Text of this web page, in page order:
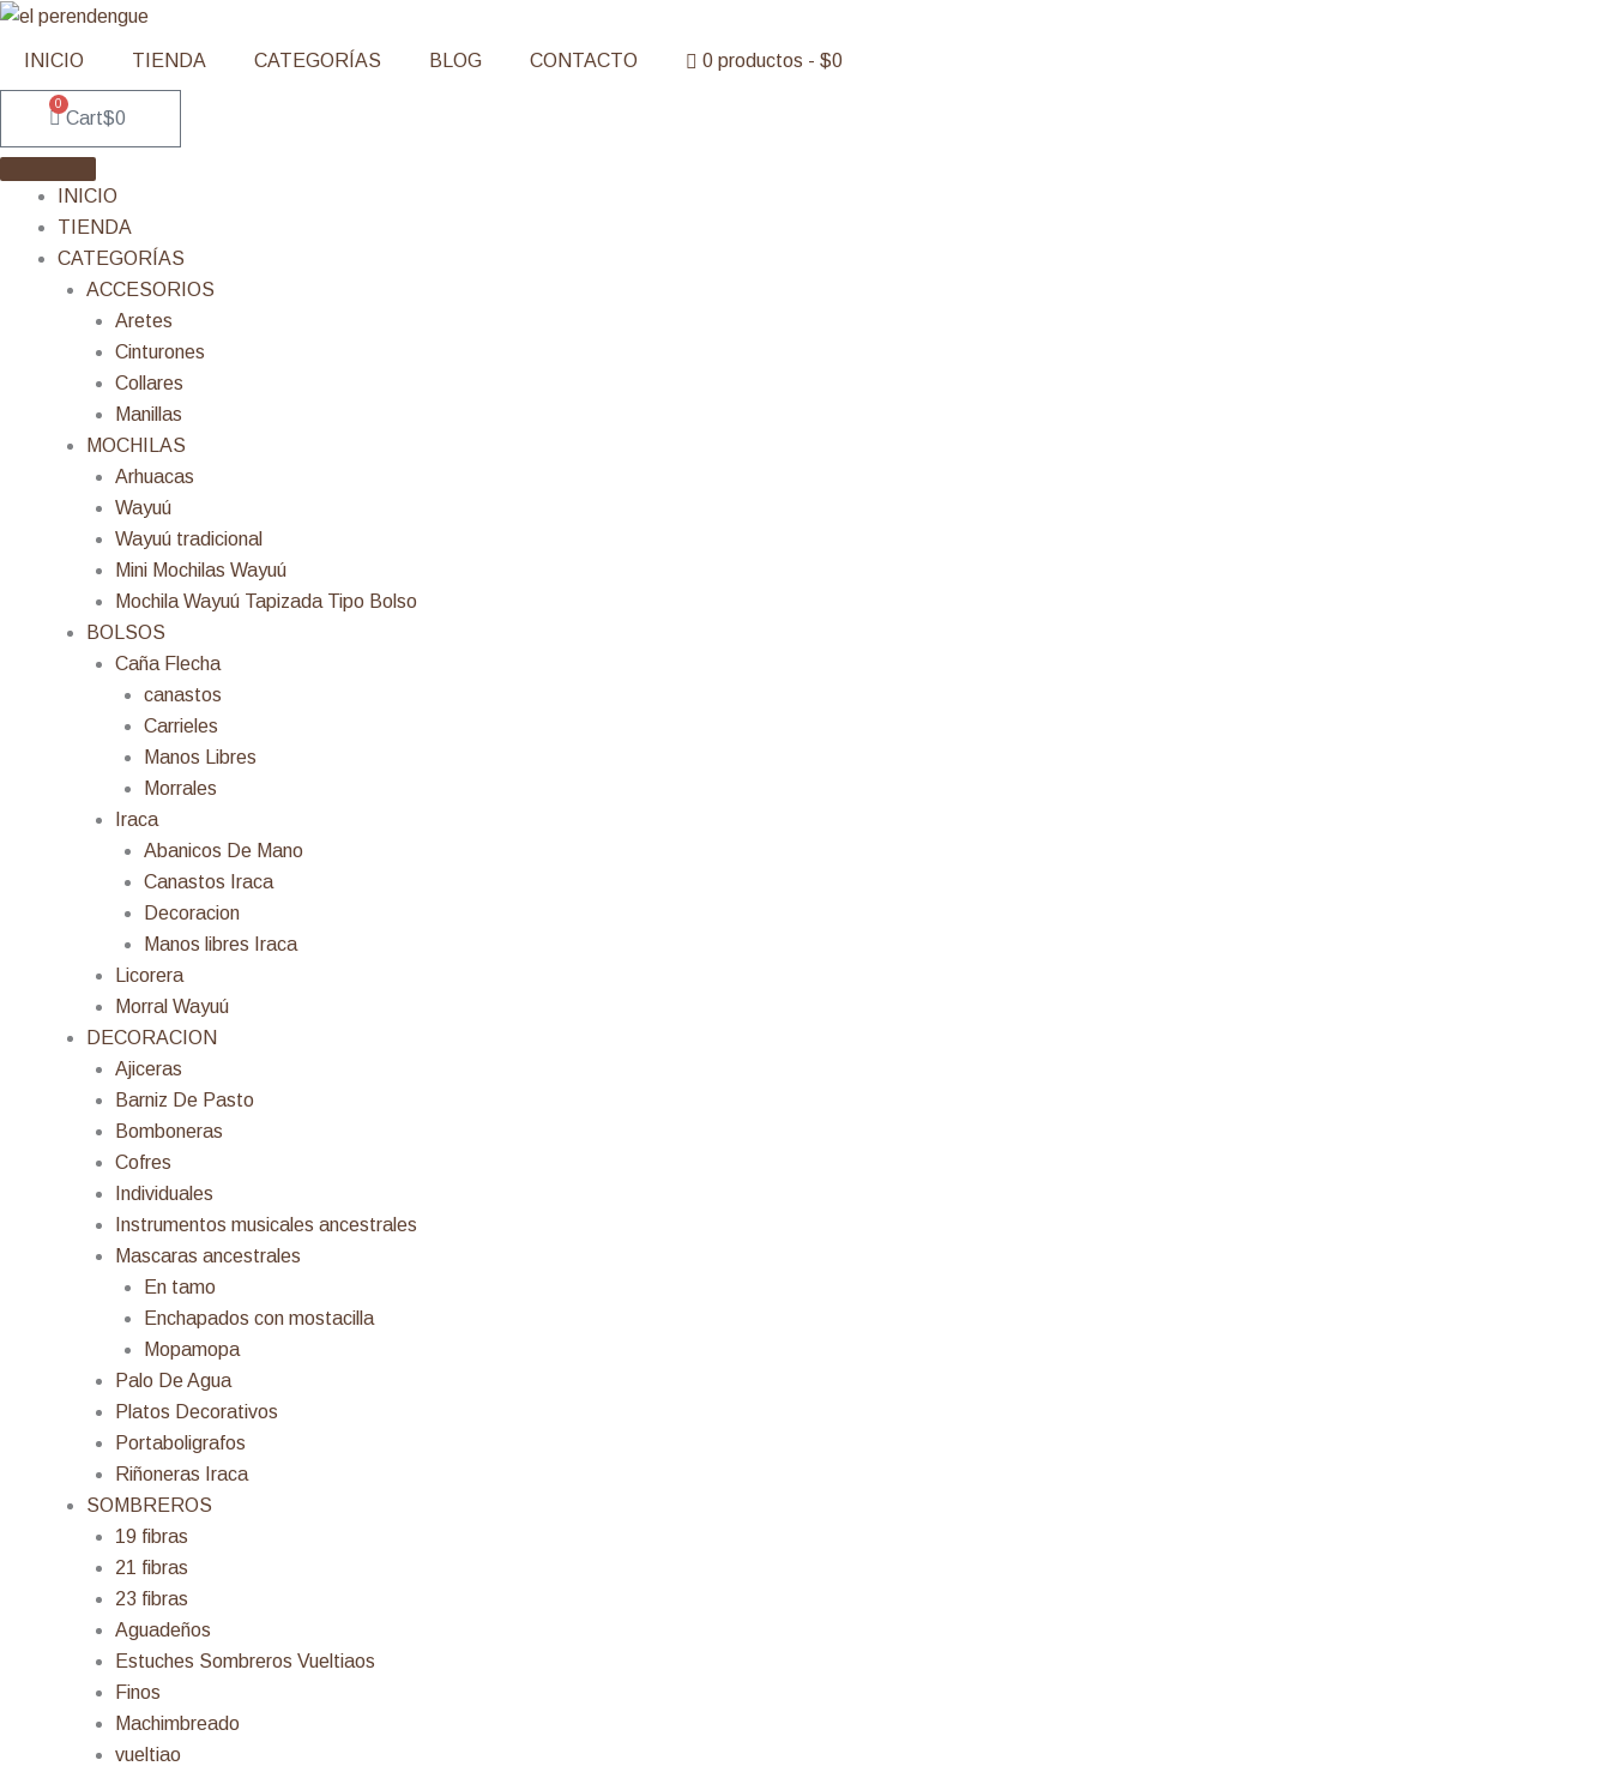
Ir
INICIO TIENDA CATEGORÍAS BLOG CONTACTO 0 productos $0
$0
0
Cart
INICIO
TIENDA
CATEGORÍAS
ACCESORIOS
Aretes
Cinturones
Collares
Manillas
MOCHILAS
Arhuacas
Wayuú
Wayuú tradicional
Mini Mochilas Wayuú
Mochila Wayuú Tapizada Tipo Bolso
BOLSOS
Caña Flecha
canastos
Carrieles
Manos Libres
Morrales
Iraca
Abanicos De Mano
Canastos Iraca
Decoracion
Manos libres Iraca
Licorera
Morral Wayuú
DECORACION
Ajiceras
Barniz De Pasto
Bomboneras
Cofres
Individuales
Instrumentos musicales ancestrales
Mascaras ancestrales
En tamo
Enchapados con mostacilla
Mopamopa
Palo De Agua
Platos Decorativos
Portaboligrafos
Riñoneras Iraca
SOMBREROS
19 fibras
21 fibras
23 fibras
Aguadeños
Estuches Sombreros Vueltiaos
Finos
Machimbreado
vueltiao